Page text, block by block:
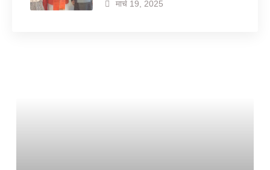
मार्च 19, 2025